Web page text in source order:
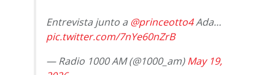
Entrevista junto a @princeotto4Ada…
pic.twitter.com/7nYe60nZrB
— Radio 1000 AM (@1000_am)May 19,